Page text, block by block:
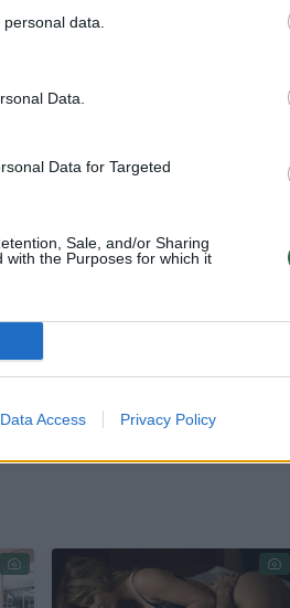
data.
Data.
Data for Targeted
Sale, and/or Sharing
the Purposes for which it
Data Access Privacy Policy
dėmesį skiria mėnesių
nepraslysta nė viena jų
kad pajustų karnavalo